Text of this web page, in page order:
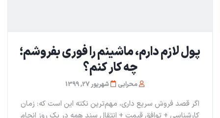
پول لازم دارم، ماشینم را فوری بفروشم؛
چه کار کنم؟
محرابی شهریور 27, 1399
اگر قصد فروش سریع داری، مهم‌ترین نکته این است که: زمان